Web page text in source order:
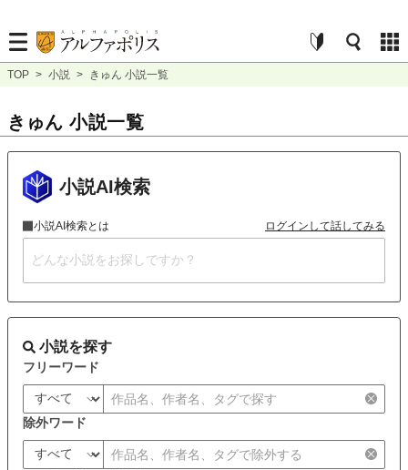
TOP > 小説 > きゅん 小説一覧
きゅん 小説一覧
小説AI検索
小説AI検索とは ログインして話してみる
小説を探す
フリーワード
除外ワード